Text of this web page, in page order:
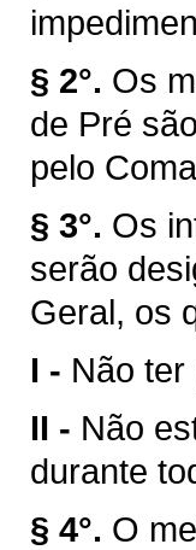
§ 2°. Os
de Pré
pelo
§ 3°. Os
serão
Geral, os
I - Não
II - Não
durante
§ 4°. O